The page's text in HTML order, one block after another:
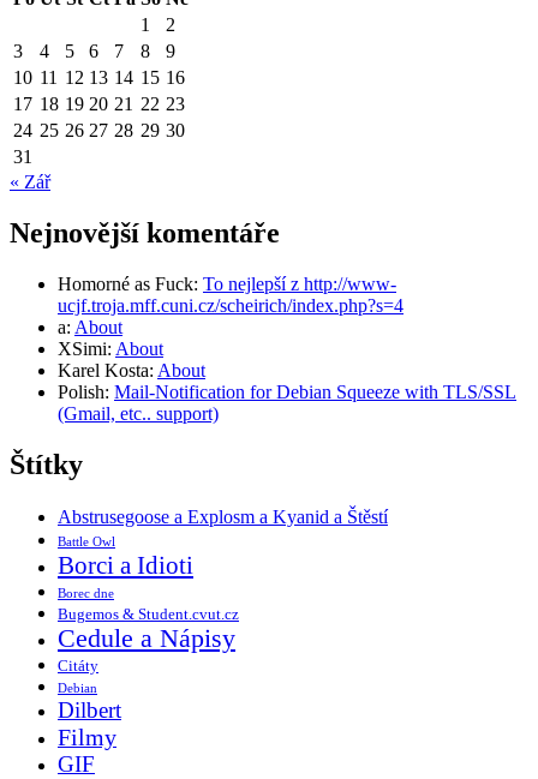
1
2
3
4 5 6 7 8
9
10 11 12 13 14 15 16
17 18 19 20 21 22 23
24 25 26 27 28 29 30
31
« Zář
Nejnovější komentáře
Homorné as Fuck: To nejlepší z http://www-
ucjf.troja.mff.cuni.cz/scheirich/index.php?s=4
a: About
XSimi: About
Karel Kosta: About
Polish: Mail-Notification for Debian Squeeze with TLS/SSL
(Gmail, etc.. support)
Štítky
Abstrusegoose a Explosm a Kyanid a Štěstí
Battle Owl
Borci a Idioti
Borec dne
Bugemos & Student.cvut.cz
Cedule a Nápisy
Citáty
Debian
Dilbert
Filmy
GIF